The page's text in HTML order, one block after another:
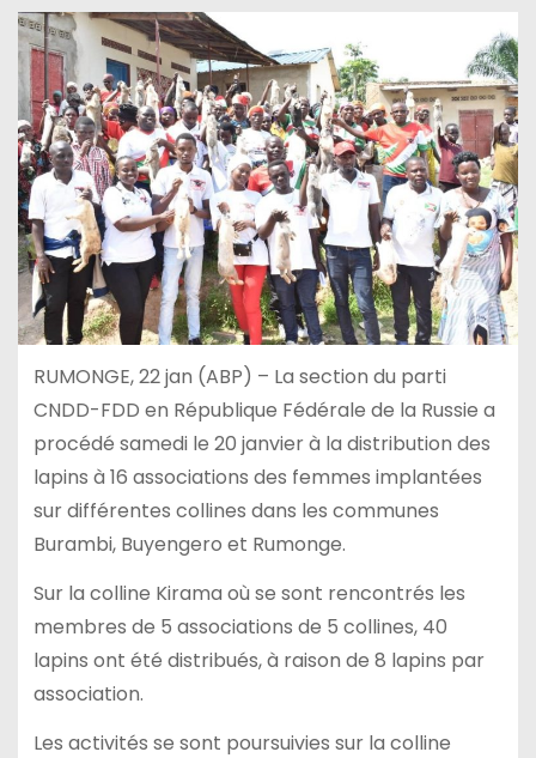
RUMONGE, 22 jan (ABP) – La section du parti
CNDD-FDD en République Fédérale de la Russie a
procédé samedi le 20 janvier à la distribution des
lapins à 16 associations des femmes implantées
sur différentes collines dans les communes
Burambi, Buyengero et Rumonge.
Sur la colline Kirama où se sont rencontrés les
membres de 5 associations de 5 collines, 40
lapins ont été distribués, à raison de 8 lapins par
association.
Les activités se sont poursuivies sur la colline